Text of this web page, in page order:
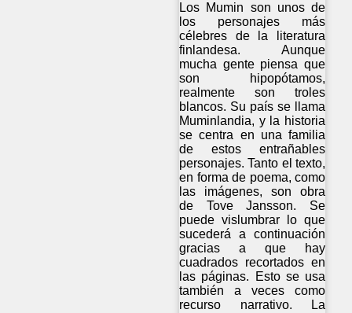
Los Mumin son unos de
los personajes más
célebres de la literatura
finlandesa. Aunque
mucha gente piensa que
son hipopótamos,
realmente son troles
blancos. Su país se llama
Muminlandia, y la historia
se centra en una familia
de estos entrañables
personajes. Tanto el texto,
en forma de poema, como
las imágenes, son obra
de Tove Jansson. Se
puede vislumbrar lo que
sucederá a continuación
gracias a que hay
cuadrados recortados en
las páginas. Esto se usa
también a veces como
recurso narrativo. La